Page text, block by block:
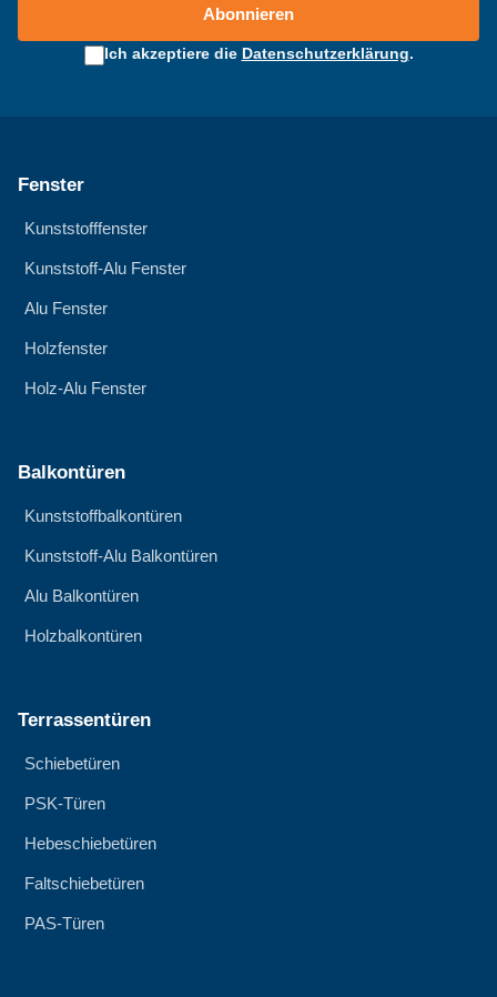
Abonnieren
Ich akzeptiere die Datenschutzerklärung.
Fenster
Kunststofffenster
Kunststoff-Alu Fenster
Alu Fenster
Holzfenster
Holz-Alu Fenster
Balkontüren
Kunststoffbalkontüren
Kunststoff-Alu Balkontüren
Alu Balkontüren
Holzbalkontüren
Terrassentüren
Schiebetüren
PSK-Türen
Hebeschiebetüren
Faltschiebetüren
PAS-Türen